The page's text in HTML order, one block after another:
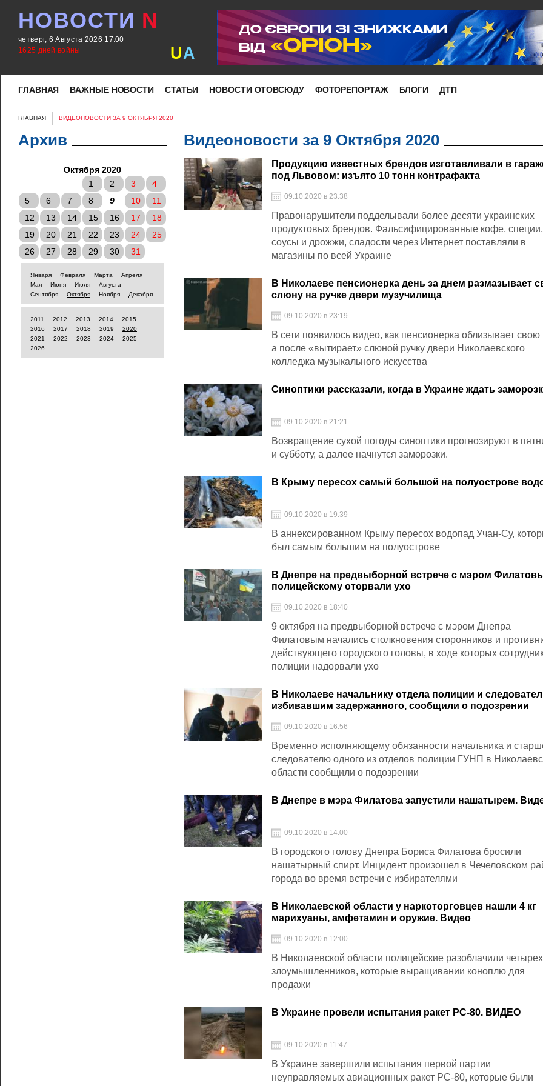
НОВОСТИ N
четверг, 6 Августа 2026 17:00
1625 дней войны
UA
ГЛАВНАЯ ВАЖНЫЕ НОВОСТИ СТАТЬИ НОВОСТИ ОТОВСЮДУ ФОТОРЕПОРТАЖ БЛОГИ ДТП
ГЛАВНАЯ ВИДЕОНОВОСТИ ЗА 9 ОКТЯБРЯ 2020
Архив
Октября 2020
1
2 3
4
5
6 7 8 9 10
11
12
13 14 15 16 17
18
19
20 21 22 23 24
25
26
27 28 29 30 31
Января Февраля Марта
Апреля
Мая
Июня Июля
Августа
Сентября
Октября Ноября Декабря
2011 2012 2013 2014
2015
2016
2017 2018 2019
2020
2021
2022 2023 2024
2025
2026
Видеоновости за 9 Октября 2020
Продукцию известных брендов изготавливали в
под Львовом: изъято 10 тонн контрафакта
09.10.2020 в 23:38
Правонарушители подделывали более десяти украинских
продуктовых брендов. Фальсифицированные кофе, специи,
соусы и дрожжи, сладости через Интернет поставляли в
магазины по всей Украине
В Николаеве пенсионерка день за днем размазывает
слюну на ручке двери музучилища
09.10.2020 в 23:19
В сети появилось видео, как пенсионерка облизывает свою
а после «вытирает» слюной ручку двери Николаевского
колледжа музыкального искусства
Синоптики рассказали, когда в Украине ждать
09.10.2020 в 21:21
Возвращение сухой погоды синоптики прогнозируют в
и субботу, а далее начнутся заморозки.
В Крыму пересох самый большой на полуострове
09.10.2020 в 19:39
В аннексированном Крыму пересох водопад Учан-Су,
был самым большим на полуострове
В Днепре на предвыборной встрече с мэром
полицейскому оторвали ухо
09.10.2020 в 18:40
9 октября на предвыборной встрече с мэром Днепра
Филатовым начались столкновения сторонников и
действующего городского головы, в ходе которых
полиции надорвали ухо
В Николаеве начальнику отдела полиции и
избивавшим задержанного, сообщили о подозрении
09.10.2020 в 16:56
Временно исполняющему обязанности начальника и
следователю одного из отделов полиции ГУНП в
области сообщили о подозрении
В Днепре в мэра Филатова запустили нашатырем.
09.10.2020 в 14:00
В городского голову Днепра Бориса Филатова бросили
нашатырный спирт. Инцидент произошел в Чечеловском
города во время встречи с избирателями
В Николаевской области у наркоторговцев нашли 4 кг
марихуаны, амфетамин и оружие. Видео
09.10.2020 в 12:00
В Николаевской области полицейские разоблачили четырех
злоумышленников, которые выращивании коноплю для
продажи
В Украине провели испытания ракет РС-80. ВИДЕО
09.10.2020 в 11:47
В Украине завершили испытания первой партии
неуправляемых авиационных ракет РС-80, которые были